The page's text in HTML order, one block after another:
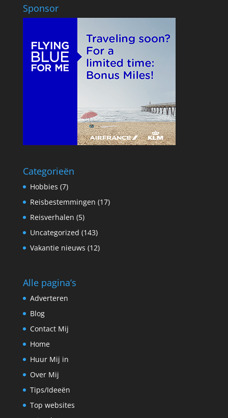
Sponsor
Categorieën
Hobbies (7)
Reisbestemmingen (17)
Reisverhalen (5)
Uncategorized (143)
Vakantie nieuws (12)
Alle pagina’s
Adverteren
Blog
Contact Mij
Home
Huur Mij in
Over Mij
Tips/Ideeën
Top websites